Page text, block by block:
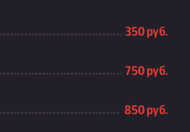
350 руб.
750 руб.
850 руб.